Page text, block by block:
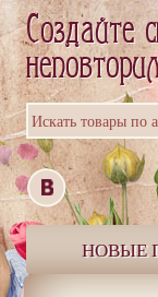
Искать товары по
НОВЫЕ